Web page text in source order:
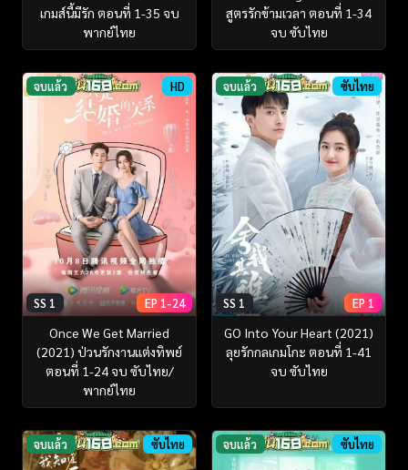
เกมส์นี้มีรัก ตอนที่ 1-35 จบ
พากย์ไทย
สูตรรักข้ามเวลา ตอนที่ 1-34
จบ ซับไทย
จบแล้ว HD
SS 1 EP 1-24
Once We Get Married
(2021) ป่วนรักงานแต่งทิพย์
ตอนที่ 1-24 จบ ซับไทย/
พากย์ไทย
จบแล้ว ซับไทย
SS 1 EP 1
GO Into Your Heart (2021)
ลุยรักกลเกมโกะ ตอนที่ 1-41
จบ ซับไทย
จบแล้ว ซับไทย จบแล้ว ซับไทย